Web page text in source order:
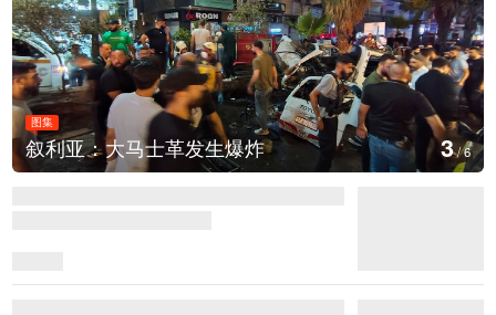
发生爆炸
图集
云南弥勒：欢庆
4/6